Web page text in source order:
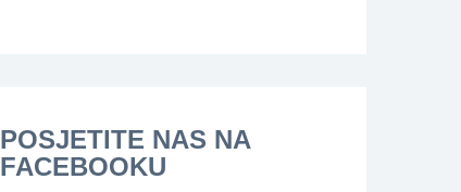
POSJETITE NAS NA
FACEBOOKU